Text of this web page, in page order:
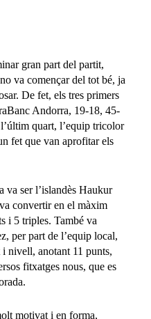
gran part del partit,
va començar del tot bé, ja
De fet, els tres primers
Andorra, 19-18, 45-
quart, l’equip tricolor
fet que van aprofitar els
va ser l’islandès Haukur
convertir en el màxim
i 5 triples. També va
per part de l’equip local,
nivell, anotant 11 punts,
fitxatges nous, que es
motivat i en forma,